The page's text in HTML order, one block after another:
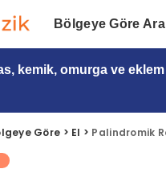
Bölgeye Göre Ara
kemik, omurga ve eklem
Göre > El > Palindromik